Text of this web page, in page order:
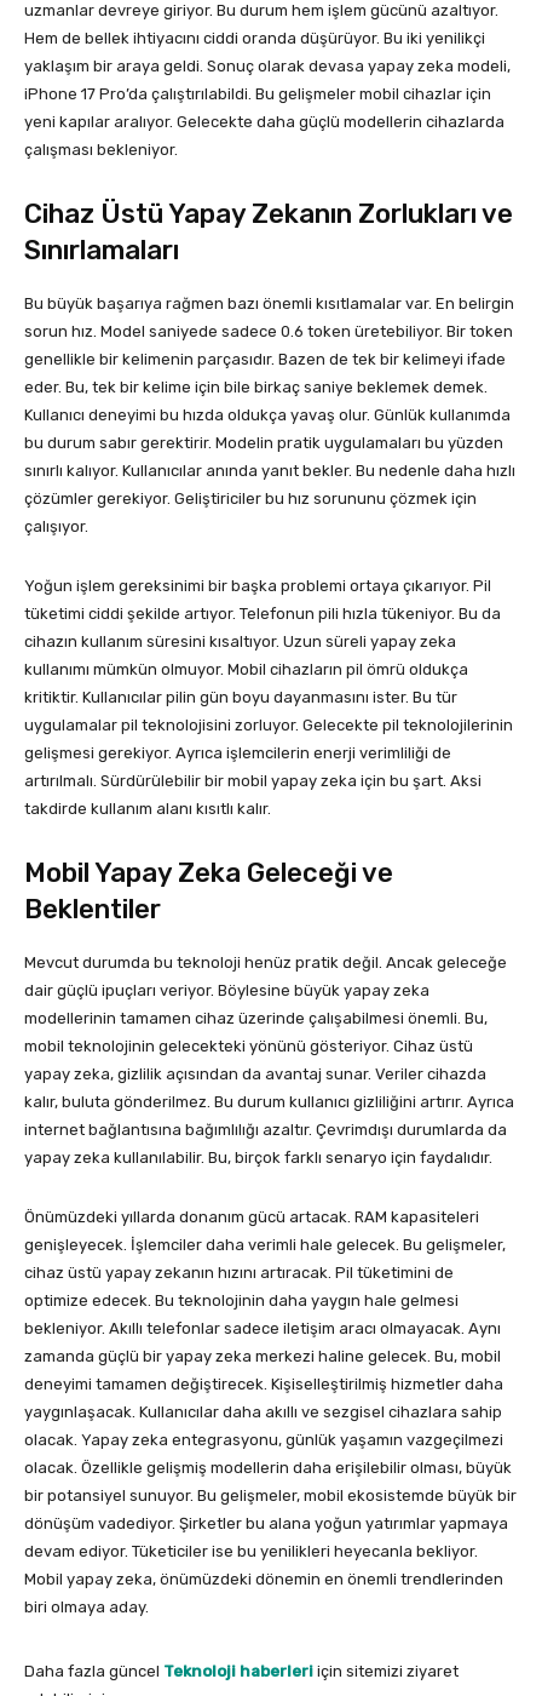
uzmanlar devreye giriyor. Bu durum hem işlem gücünü azaltıyor.
Hem de bellek ihtiyacını ciddi oranda düşürüyor. Bu iki yenilikçi
yaklaşım bir araya geldi. Sonuç olarak devasa yapay zeka modeli,
iPhone 17 Pro’da çalıştırılabildi. Bu gelişmeler mobil cihazlar için
yeni kapılar aralıyor. Gelecekte daha güçlü modellerin cihazlarda
çalışması bekleniyor.
Cihaz Üstü Yapay Zekanın Zorlukları ve
Sınırlamaları
Bu büyük başarıya rağmen bazı önemli kısıtlamalar var. En belirgin
sorun hız. Model saniyede sadece 0.6 token üretebiliyor. Bir token
genellikle bir kelimenin parçasıdır. Bazen de tek bir kelimeyi ifade
eder. Bu, tek bir kelime için bile birkaç saniye beklemek demek.
Kullanıcı deneyimi bu hızda oldukça yavaş olur. Günlük kullanımda
bu durum sabır gerektirir. Modelin pratik uygulamaları bu yüzden
sınırlı kalıyor. Kullanıcılar anında yanıt bekler. Bu nedenle daha hızlı
çözümler gerekiyor. Geliştiriciler bu hız sorununu çözmek için
çalışıyor.
Yoğun işlem gereksinimi bir başka problemi ortaya çıkarıyor. Pil
tüketimi ciddi şekilde artıyor. Telefonun pili hızla tükeniyor. Bu da
cihazın kullanım süresini kısaltıyor. Uzun süreli yapay zeka
kullanımı mümkün olmuyor. Mobil cihazların pil ömrü oldukça
kritiktir. Kullanıcılar pilin gün boyu dayanmasını ister. Bu tür
uygulamalar pil teknolojisini zorluyor. Gelecekte pil teknolojilerinin
gelişmesi gerekiyor. Ayrıca işlemcilerin enerji verimliliği de
artırılmalı. Sürdürülebilir bir mobil yapay zeka için bu şart. Aksi
takdirde kullanım alanı kısıtlı kalır.
Mobil Yapay Zeka Geleceği ve
Beklentiler
Mevcut durumda bu teknoloji henüz pratik değil. Ancak geleceğe
dair güçlü ipuçları veriyor. Böylesine büyük yapay zeka
modellerinin tamamen cihaz üzerinde çalışabilmesi önemli. Bu,
mobil teknolojinin gelecekteki yönünü gösteriyor. Cihaz üstü
yapay zeka, gizlilik açısından da avantaj sunar. Veriler cihazda
kalır, buluta gönderilmez. Bu durum kullanıcı gizliliğini artırır. Ayrıca
internet bağlantısına bağımlılığı azaltır. Çevrimdışı durumlarda da
yapay zeka kullanılabilir. Bu, birçok farklı senaryo için faydalıdır.
Önümüzdeki yıllarda donanım gücü artacak. RAM kapasiteleri
genişleyecek. İşlemciler daha verimli hale gelecek. Bu gelişmeler,
cihaz üstü yapay zekanın hızını artıracak. Pil tüketimini de
optimize edecek. Bu teknolojinin daha yaygın hale gelmesi
bekleniyor. Akıllı telefonlar sadece iletişim aracı olmayacak. Aynı
zamanda güçlü bir yapay zeka merkezi haline gelecek. Bu, mobil
deneyimi tamamen değiştirecek. Kişiselleştirilmiş hizmetler daha
yaygınlaşacak. Kullanıcılar daha akıllı ve sezgisel cihazlara sahip
olacak. Yapay zeka entegrasyonu, günlük yaşamın vazgeçilmezi
olacak. Özellikle gelişmiş modellerin daha erişilebilir olması, büyük
bir potansiyel sunuyor. Bu gelişmeler, mobil ekosistemde büyük bir
dönüşüm vadediyor. Şirketler bu alana yoğun yatırımlar yapmaya
devam ediyor. Tüketiciler ise bu yenilikleri heyecanla bekliyor.
Mobil yapay zeka, önümüzdeki dönemin en önemli trendlerinden
biri olmaya aday.
Daha fazla güncel Teknoloji haberleri için sitemizi ziyaret